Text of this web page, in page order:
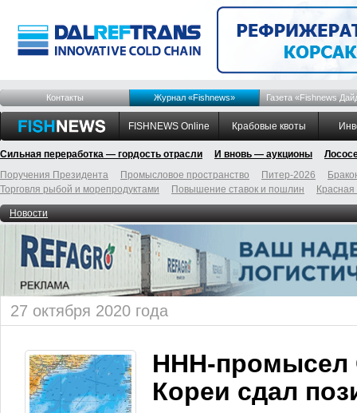
Контакты Журнал «Fishnews» Газета «Fishnews
FISHNEWS Online Крабовые квоты
Сильная переработка — гордость отрасли И вновь — аукционы
Поручения Президента
Промысловое пространство Питер-2026
Торговля рыбой и морепродуктами
Повышение ставок и пошлин
Новости
27 октября 2020 года
ННН-промысел
Кореи сдал